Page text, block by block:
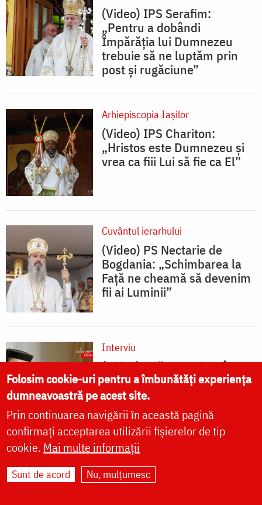
(Video) IPS Serafim:
„Pentru a dobândi
Împărăția lui Dumnezeu
trebuie să ne luptăm prin
post și rugăciune”
Arhiepiscopia Iaşilor
(Video) IPS Chariton:
„Hristos este Dumnezeu și
vrea ca fiii Lui să fie ca El”
Cuvântul ierarhului
(Video) PS Nectarie de
Bogdania: „Schimbarea la
Față ne cheamă să devenim
fii ai Luminii”
Interviu
(Video) A lăsat cariera în
business pentru haina
monahală – povestea Maicii
Starețe Ambrozia
Folosim cookie-uri pentru a îmbunătăți experiența
dumneavoastră pe acest site.
Prin continuarea navigării în această pagină
confirmați acceptarea utilizării fișierelor de tip
cookie. Mai multe informații
Sunt de acord Nu, mulțumesc